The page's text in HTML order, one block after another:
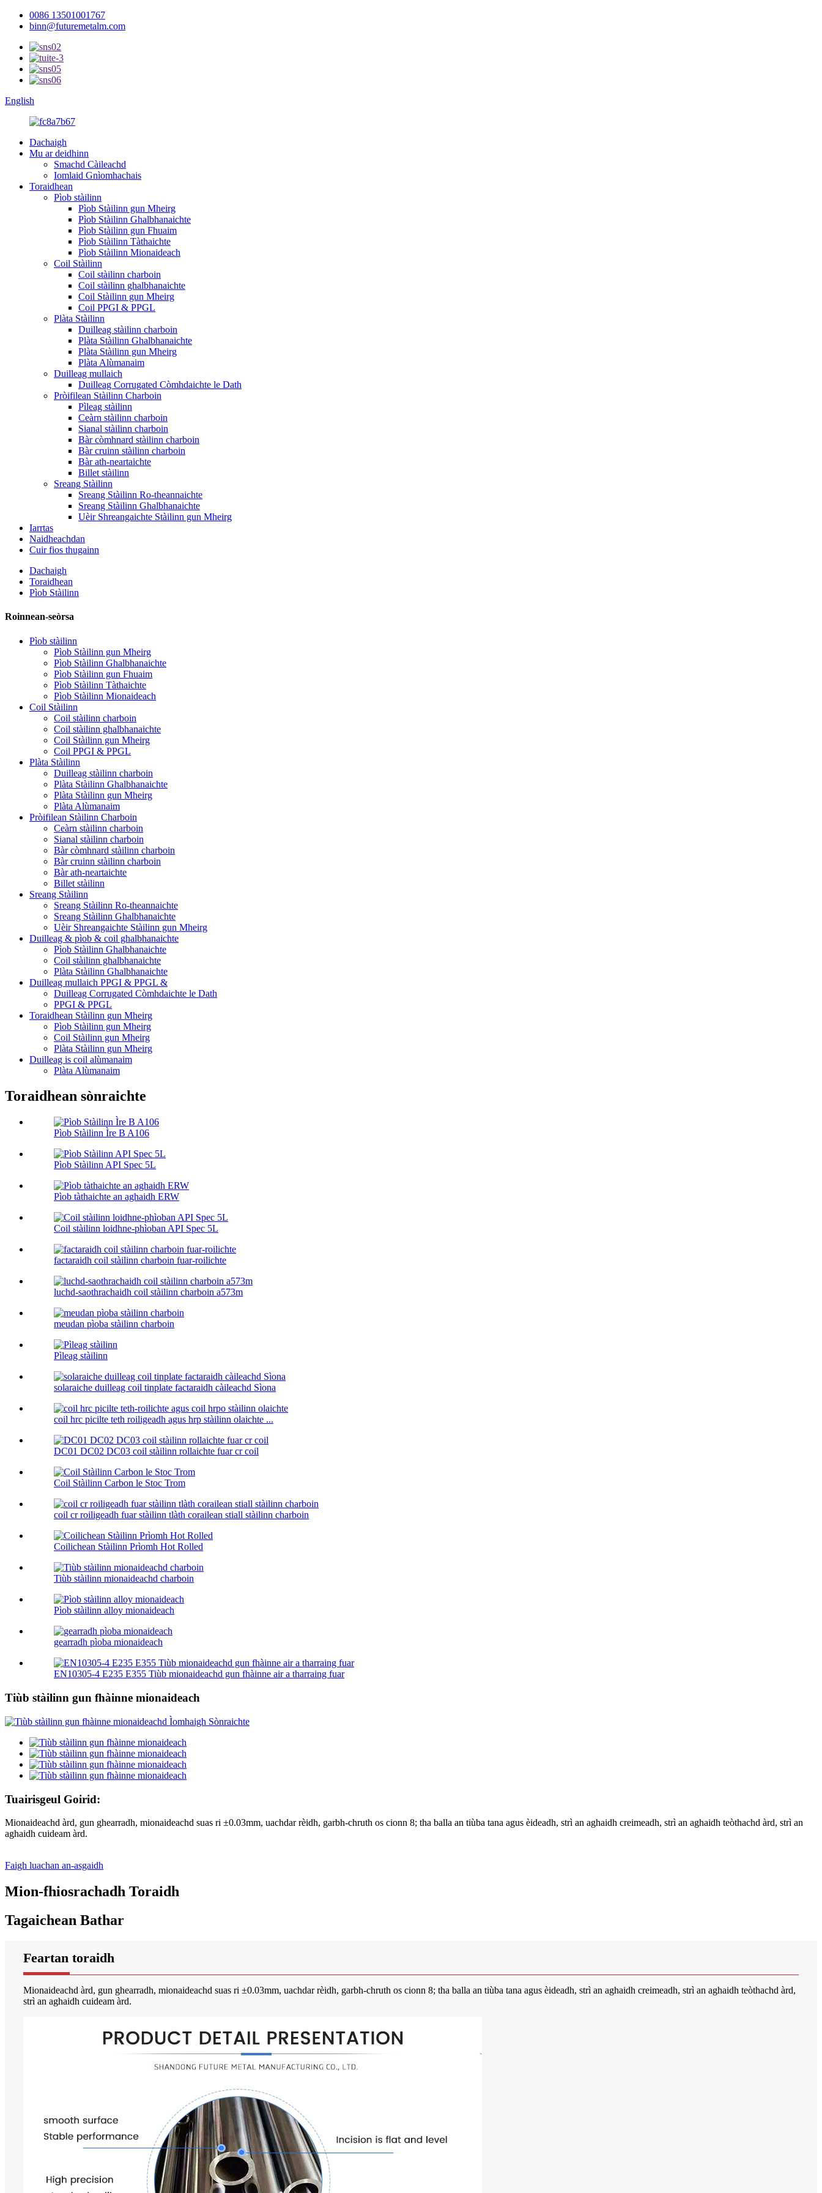
0086 13501001767
binn@futuremetalm.com
English
Dachaigh
Mu ar deidhinn
Smachd Càileachd
Iomlaid Gnìomhachais
Toraidhean
Pìob stàilinn
Pìob Stàilinn gun Mheirg
Pìob Stàilinn Ghalbhanaichte
Pìob Stàilinn gun Fhuaim
Pìob Stàilinn Tàthaichte
Pìob Stàilinn Mionaideach
Coil Stàilinn
Coil stàilinn charboin
Coil stàilinn ghalbhanaichte
Coil Stàilinn gun Mheirg
Coil PPGI & PPGL
Plàta Stàilinn
Duilleag stàilinn charboin
Plàta Stàilinn Ghalbhanaichte
Plàta Stàilinn gun Mheirg
Plàta Alùmanaim
Duilleag mullaich
Duilleag Corrugated Còmhdaichte le Dath
Pròifilean Stàilinn Charboin
Pìleag stàilinn
Ceàrn stàilinn charboin
Sianal stàilinn charboin
Bàr còmhnard stàilinn charboin
Bàr cruinn stàilinn charboin
Bàr ath-neartaichte
Billet stàilinn
Sreang Stàilinn
Sreang Stàilinn Ro-theannaichte
Sreang Stàilinn Ghalbhanaichte
Uèir Shreangaichte Stàilinn gun Mheirg
Iarrtas
Naidheachdan
Cuir fios thugainn
Dachaigh
Toraidhean
Pìob Stàilinn
Roinnean-seòrsa
Pìob stàilinn
Pìob Stàilinn gun Mheirg
Pìob Stàilinn Ghalbhanaichte
Pìob Stàilinn gun Fhuaim
Pìob Stàilinn Tàthaichte
Pìob Stàilinn Mionaideach
Coil Stàilinn
Coil stàilinn charboin
Coil stàilinn ghalbhanaichte
Coil Stàilinn gun Mheirg
Coil PPGI & PPGL
Plàta Stàilinn
Duilleag stàilinn charboin
Plàta Stàilinn Ghalbhanaichte
Plàta Stàilinn gun Mheirg
Plàta Alùmanaim
Pròifilean Stàilinn Charboin
Ceàrn stàilinn charboin
Sianal stàilinn charboin
Bàr còmhnard stàilinn charboin
Bàr cruinn stàilinn charboin
Bàr ath-neartaichte
Billet stàilinn
Sreang Stàilinn
Sreang Stàilinn Ro-theannaichte
Sreang Stàilinn Ghalbhanaichte
Uèir Shreangaichte Stàilinn gun Mheirg
Duilleag & pìob & coil ghalbhanaichte
Pìob Stàilinn Ghalbhanaichte
Coil stàilinn ghalbhanaichte
Plàta Stàilinn Ghalbhanaichte
Duilleag mullaich PPGI & PPGL &
Duilleag Corrugated Còmhdaichte le Dath
PPGI & PPGL
Toraidhean Stàilinn gun Mheirg
Pìob Stàilinn gun Mheirg
Coil Stàilinn gun Mheirg
Plàta Stàilinn gun Mheirg
Duilleag is coil alùmanaim
Plàta Alùmanaim
Toraidhean sònraichte
Pìob Stàilinn Ìre B A106
Pìob Stàilinn API Spec 5L
Pìob tàthaichte an aghaidh ERW
Coil stàilinn loidhne-phìoban API Spec 5L
factaraidh coil stàilinn charboin fuar-roilichte
luchd-saothrachaidh coil stàilinn charboin a573m
meudan pìoba stàilinn charboin
Pìleag stàilinn
solaraiche duilleag coil tinplate factaraidh càileachd Sìona
coil hrc picilte teth roiligeadh agus hrp stàilinn olaichte ...
DC01 DC02 DC03 coil stàilinn rollaichte fuar cr coil
Coil Stàilinn Carbon le Stoc Trom
coil cr roiligeadh fuar stàilinn tlàth corailean stiall stàilinn charboin
Coilichean Stàilinn Prìomh Hot Rolled
Tiùb stàilinn mionaideachd charboin
Pìob stàilinn alloy mionaideach
gearradh pìoba mionaideach
EN10305-4 E235 E355 Tiùb mionaideachd gun fhàinne air a tharraing fuar
Tiùb stàilinn gun fhàinne mionaideach
Tuairisgeul Goirid:
Mionaideachd àrd, gun ghearradh, mionaideachd suas ri ±0.03mm, uachdar rèidh, garbh-chruth os cionn 8; tha balla an tiùba tana agus èideadh, strì an aghaidh creimeadh, strì an aghaidh teòthachd àrd, strì an
aghaidh cuideam àrd.
Faigh luachan an-asgaidh
Mion-fhiosrachadh Toraidh
Tagaichean Bathar
Feartan toraidh
Mionaideachd àrd, gun ghearradh, mionaideachd suas ri ±0.03mm, uachdar rèidh, garbh-chruth os cionn 8; tha balla an tiùba tana agus èideadh, strì an aghaidh creimeadh, strì an aghaidh teòthachd àrd,
strì an aghaidh cuideam àrd.